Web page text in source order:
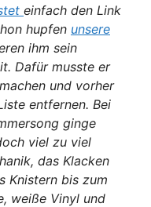
einfach den Link
hupfen unsere
ihm sein
Dafür musste er
und vorher
entfernen. Bei
ginge
viel zu viel
das Klacken
Knistern bis zum
weiße Vinyl und